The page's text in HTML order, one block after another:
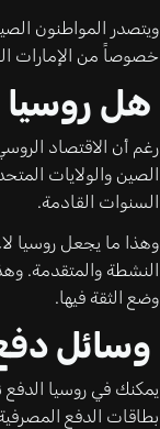
ويتصدر المواطنون
خصوصاً من الإمارات
هل روسيا
الصين والولايات
السنوات القادمة.
وهذا ما يجعل روسيا
النشطة والمتقدمة.
وضع الثقة فيها.
وسائل
يمكنك في روسيا
بطاقات الدفع